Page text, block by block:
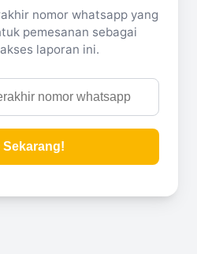
nomor whatsapp yang
pemesanan sebagai
laporan ini.
Sekarang!